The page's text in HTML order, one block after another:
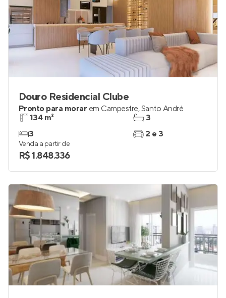
Douro Residencial Clube
Pronto para morar em Campestre,Santo André
134 m²
3
3
2 e 3
Venda a partir de
R$ 1.848.336